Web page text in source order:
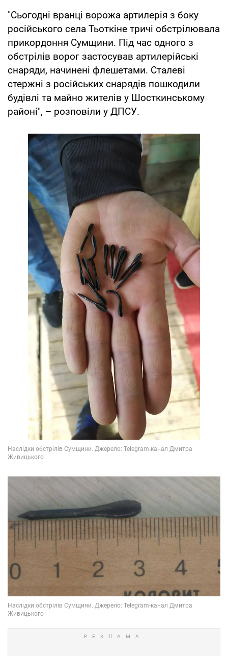
"Сьогодні вранці ворожа артилерія з боку
російського села Тьоткіне тричі обстрілювала
прикордоння Сумщини. Під час одного з
обстрілів ворог застосував артилерійські
снаряди, начинені флешетами. Сталеві
стержні з російських снарядів пошкодили
будівлі та майно жителів у Шосткинському
районі", – розповіли у ДПСУ.